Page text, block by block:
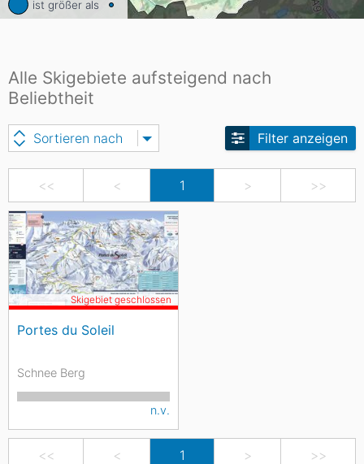
ist größer als
Alle Skigebiete aufsteigend nach
Beliebtheit
<< < 1 > >>
Sortieren nach Filter anzeigen
Portes du Soleil
Skigebiet geschlossen
Schnee Berg
n.v.
<< < 1 > >>